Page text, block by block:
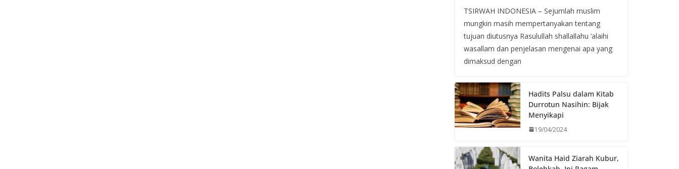
TSIRWAH INDONESIA – Sejumlah muslim
mungkin masih mempertanyakan tentang
tujuan diutusnya Rasulullah shallallahu ‘alaihi
wasallam dan penjelasan mengenai apa yang
dimaksud dengan
Hadits Palsu dalam Kitab
Durrotun Nasihin: Bijak
Menyikapi
19/04/2024
Wanita Haid Ziarah Kubur,